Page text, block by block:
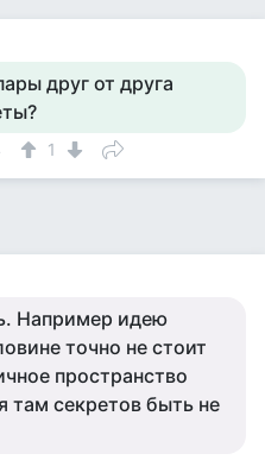
друг от друга
1
Например идею
точно не стоит
пространство
там секретов быть не